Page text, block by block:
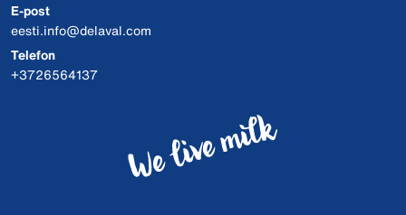
E-post
eesti.info@delaval.com
Telefon
+3726564137